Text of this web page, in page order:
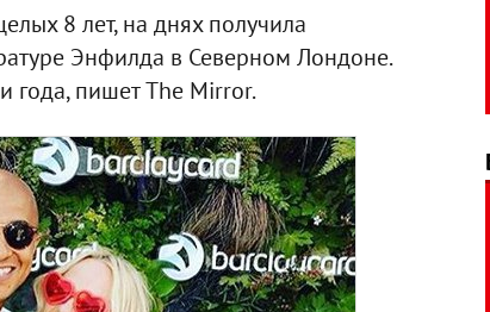
8 лет, на днях получила
Энфилда в Северном Лондоне.
года, пишет The Mirror.